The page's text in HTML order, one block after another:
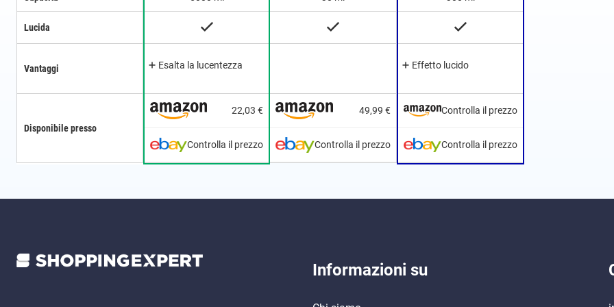
Disponibile presso
Lucida
Vantaggi
22,03 €
Controlla il prezzo
Esalta la lucentezza
49,99 €
Controlla il prezzo
Controlla il prezzo
Controlla il prezzo
Effetto lucido
Informazioni su